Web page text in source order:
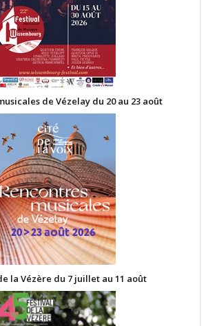
de Vézelay du 20 au 23 août
la Vézère du 7 juillet au 11 août